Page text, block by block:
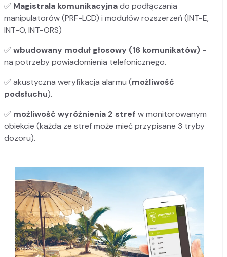
✅ Magistrala komunikacyjnado podłączania
manipulatorów (PRF-LCD) i modułów rozszerzeń (INT-E,
INT-O, INT-ORS)
✅ wbudowany moduł głosowy (16 komunikatów) -
na potrzeby powiadomienia telefonicznego.
✅ akustyczna weryfikacja alarmu (możliwość
podsłuchu).
✅ możliwość wyróżnienia 2 stref w monitorowanym
obiekcie (każda ze stref może mieć przypisane 3 tryby
dozoru).